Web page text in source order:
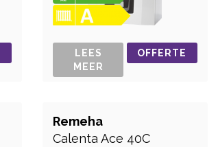
LEES
MEER
OFFERTE
Remeha
Calenta Ace 40C